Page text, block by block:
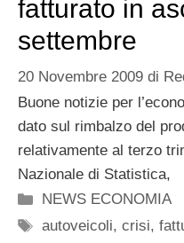
fatturato in
settembre
20 Novembre 2009 di
Buone notizie per
dato sul rimbalzo del
relativamente al terzo
Nazionale di Statistica,
Categorie
NEWS ECONOMIA
Tag
autoveicoli,crisi,